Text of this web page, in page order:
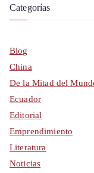
Categorías
Blog
China
De la Mitad del
Ecuador
Editorial
Emprendimiento
Literatura
Noticias